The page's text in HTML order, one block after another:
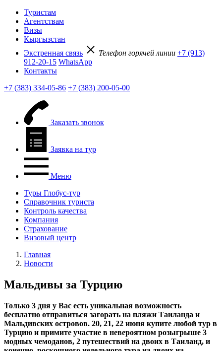
Туристам
Агентствам
Визы
Кыргызстан
Экстренная связь
Телефон горячей линии +7 (913)
912-20-15 WhatsApp
Контакты
+7 (383) 334-05-86 +7 (383) 200-05-00
Заказать звонок
Заявка на тур
Меню
Туры Глобус-тур
Справочник туриста
Контроль качества
Компания
Страхование
Визовый центр
Главная
Новости
Мальдивы за Турцию
Только 3 дня у Вас есть уникальная возможность
бесплатно отправиться загорать на пляжи Таиланда и
Мальдивских островов. 20, 21, 22 июня купите любой тур в
Турцию и примите участие в невероятном розыгрыше 3
модных чемоданов, 2 путешествий на двоих в Таиланд, и